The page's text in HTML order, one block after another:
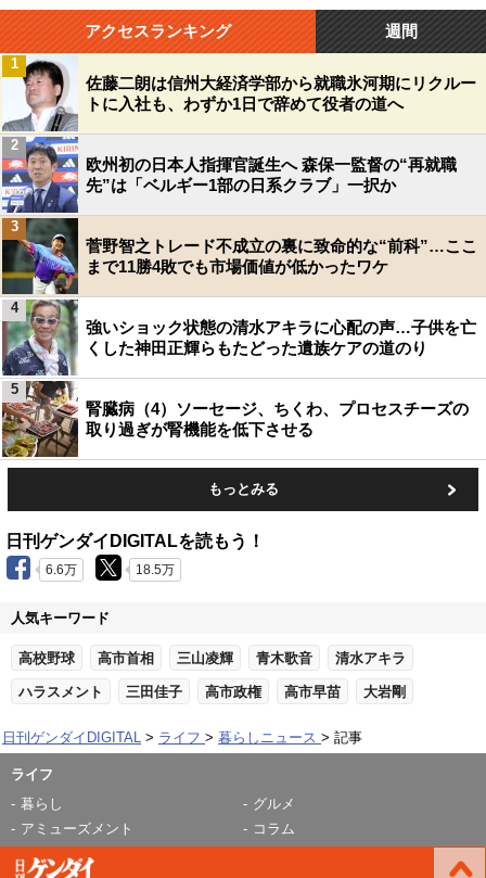
アクセスランキング 週間
佐藤二朗は信州大経済学部から就職氷河期にリクルー
トに入社も、わずか1日で辞めて役者の道へ
1
欧州初の日本人指揮官誕生へ 森保一監督の“再就職
先”は「ベルギー1部の日系クラブ」一択か
2
菅野智之トレード不成立の裏に致命的な“前科”…ここ
まで11勝4敗でも市場価値が低かったワケ
3
強いショック状態の清水アキラに心配の声…子供を亡
くした神田正輝らもたどった遺族ケアの道のり
4
腎臓病（4）ソーセージ、ちくわ、プロセスチーズの
取り過ぎが腎機能を低下させる
5
もっとみる
日刊ゲンダイDIGITALを読もう！
6.6万 18.5万
人気キーワード
高校野球 高市首相 三山凌輝 青木歌音 清水アキラ
ハラスメント 三田佳子 高市政権 高市早苗 大岩剛
日刊ゲンダイDIGITAL ライフ 暮らしニュース 記事
ライフ
暮らし
グルメ
アミューズメント
コラム